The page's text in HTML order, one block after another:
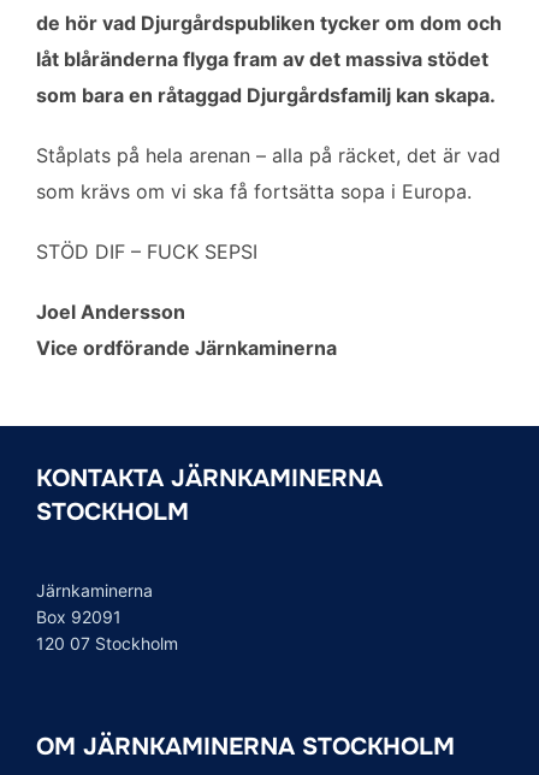
de hör vad Djurgårdspubliken tycker om dom och
låt blåränderna flyga fram av det massiva stödet
som bara en råtaggad Djurgårdsfamilj kan skapa.
Ståplats på hela arenan – alla på räcket, det är vad
som krävs om vi ska få fortsätta sopa i Europa.
STÖD DIF – FUCK SEPSI
Joel Andersson
Vice ordförande Järnkaminerna
KONTAKTA JÄRNKAMINERNA
STOCKHOLM
Järnkaminerna
Box 92091
120 07 Stockholm
OM JÄRNKAMINERNA STOCKHOLM